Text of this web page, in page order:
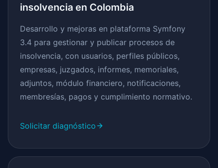
insolvencia en Colombia
Desarrollo y mejoras en plataforma Symfony
3.4 para gestionar y publicar procesos de
insolvencia, con usuarios, perfiles públicos,
empresas, juzgados, informes, memoriales,
adjuntos, módulo financiero, notificaciones,
membresías, pagos y cumplimiento normativo.
Solicitar diagnóstico